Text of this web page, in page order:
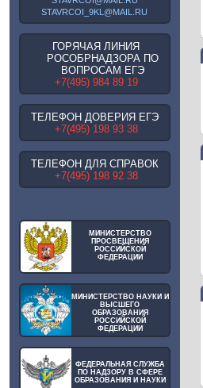
STAVRCOI_9KL@MAIL.RU
ГОРЯЧАЯ ЛИНИЯ
РОСОБРНАДЗОРА ПО
ВОПРОСАМ ЕГЭ
+7(495) 984 89 19
ТЕЛЕФОН ДОВЕРИЯ ЕГЭ
+7(495) 198 93 38
ТЕЛЕФОН ДЛЯ СПРАВОК
+7(495) 198 92 38
МИНИСТЕРСТВО
ПРОСВЕЩЕНИЯ
РОССИЙСКОЙ
ФЕДЕРАЦИИ
МИНИСТЕРСТВО НАУКИ И
ВЫСШЕГО
ОБРАЗОВАНИЯ
РОССИЙСКОЙ
ФЕДЕРАЦИИ
ФЕДЕРАЛЬНАЯ СЛУЖБА
ПО НАДЗОРУ В СФЕРЕ
ОБРАЗОВАНИЯ И НАУКИ